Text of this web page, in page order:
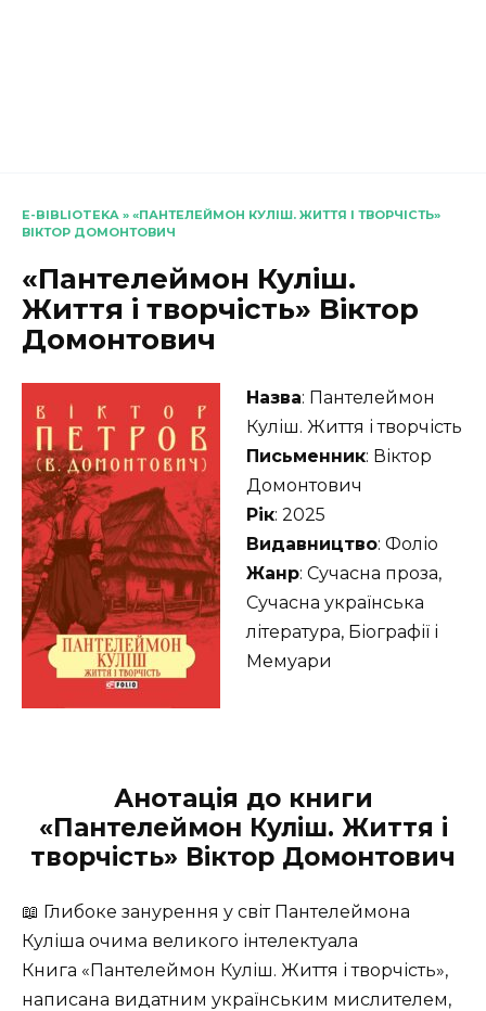
E-BIBLIOTEKA » «ПАНТЕЛЕЙМОН КУЛІШ. ЖИТТЯ І ТВОРЧІСТЬ»
ВІКТОР ДОМОНТОВИЧ
«Пантелеймон Куліш.
Життя і творчість» Віктор
Домонтович
Назва: Пантелеймон
Куліш. Життя і творчість
Письменник: Віктор
Домонтович
Рік: 2025
Видавництво: Фоліо
Жанр: Сучасна проза,
Сучасна українська
література, Біографії і
Мемуари
Анотація до книги
«Пантелеймон Куліш. Життя і
творчість» Віктор Домонтович
📖 Глибоке занурення у світ Пантелеймона
Куліша очима великого інтелектуала
Книга «Пантелеймон Куліш. Життя і творчість»,
написана видатним українським мислителем,